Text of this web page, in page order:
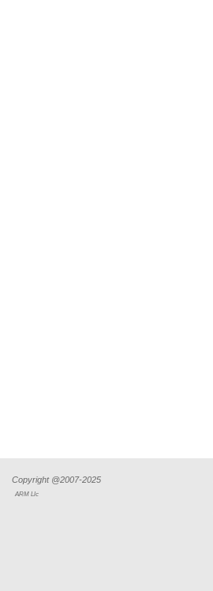
Copyright @2007-2025
ARM Llc